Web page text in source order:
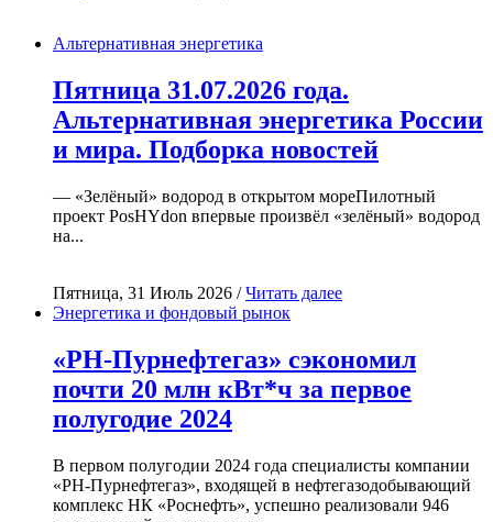
Альтернативная энергетика
Пятница 31.07.2026 года.
Альтернативная энергетика России
и мира. Подборка новостей
— «Зелёный» водород в открытом мореПилотный
проект PosHYdon впервые произвёл «зелёный» водород
на...
Пятница, 31 Июль 2026 /Читать далее
Энергетика и фондовый рынок
«РН-Пурнефтегаз» сэкономил
почти 20 млн кВт*ч за первое
полугодие 2024
В первом полугодии 2024 года специалисты компании
«РН-Пурнефтегаз», входящей в нефтегазодобывающий
комплекс НК «Роснефть», успешно реализовали 946